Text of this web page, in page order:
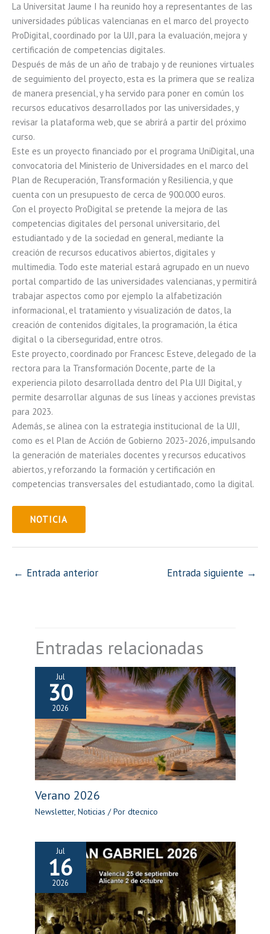
La Universitat Jaume I ha reunido hoy a representantes de las
universidades públicas valencianas en el marco del proyecto
ProDigital, coordinado por la UJI, para la evaluación, mejora y
certificación de competencias digitales.
Después de más de un año de trabajo y de reuniones virtuales
de seguimiento del proyecto, esta es la primera que se realiza
de manera presencial, y ha servido para poner en común los
recursos educativos desarrollados por las universidades, y
revisar la plataforma web, que se abrirá a partir del próximo
curso.
Este es un proyecto financiado por el programa UniDigital, una
convocatoria del Ministerio de Universidades en el marco del
Plan de Recuperación, Transformación y Resiliencia, y que
cuenta con un presupuesto de cerca de 900.000 euros.
Con el proyecto ProDigital se pretende la mejora de las
competencias digitales del personal universitario, del
estudiantado y de la sociedad en general, mediante la
creación de recursos educativos abiertos, digitales y
multimedia. Todo este material estará agrupado en un nuevo
portal compartido de las universidades valencianas, y permitirá
trabajar aspectos como por ejemplo la alfabetización
informacional, el tratamiento y visualización de datos, la
creación de contenidos digitales, la programación, la ética
digital o la ciberseguridad, entre otros.
Este proyecto, coordinado por Francesc Esteve, delegado de la
rectora para la Transformación Docente, parte de la
experiencia piloto desarrollada dentro del Pla UJI Digital, y
permite desarrollar algunas de sus líneas y acciones previstas
para 2023.
Además, se alinea con la estrategia institucional de la UJI,
como es el Plan de Acción de Gobierno 2023-2026, impulsando
la generación de materiales docentes y recursos educativos
abiertos, y reforzando la formación y certificación en
competencias transversales del estudiantado, como la digital.
NOTICIA
← Entrada anterior Entrada siguiente →
Entradas relacionadas
Jul
30
2026
Verano 2026
Newsletter, Noticias / Por dtecnico
Jul
16
2026